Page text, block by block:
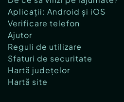
Aplicații: Android și iOS
Verificare telefon
Ajutor
Reguli de utilizare
Sfaturi de securitate
Hartă județelor
Hartă site